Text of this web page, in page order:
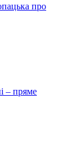
про
– пряме